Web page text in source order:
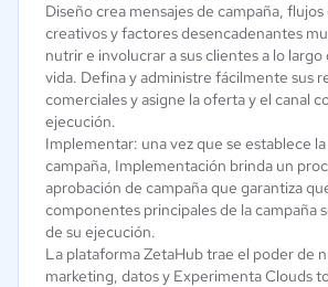
Diseño crea mensajes de campaña,
creativos y factores desencadenantes
nutrir e involucrar a sus clientes a lo largo
vida. Defina y administre fácilmente sus
comerciales y asigne la oferta y el canal
ejecución.
Implementar: una vez que se establece
campaña, Implementación brinda un
aprobación de campaña que garantiza
componentes principales de la campaña
de su ejecución.
La plataforma ZetaHub trae el poder de
marketing, datos y Experimenta Clouds